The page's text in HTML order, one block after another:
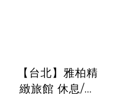
【台北】雅柏精
緻旅館 休息/住